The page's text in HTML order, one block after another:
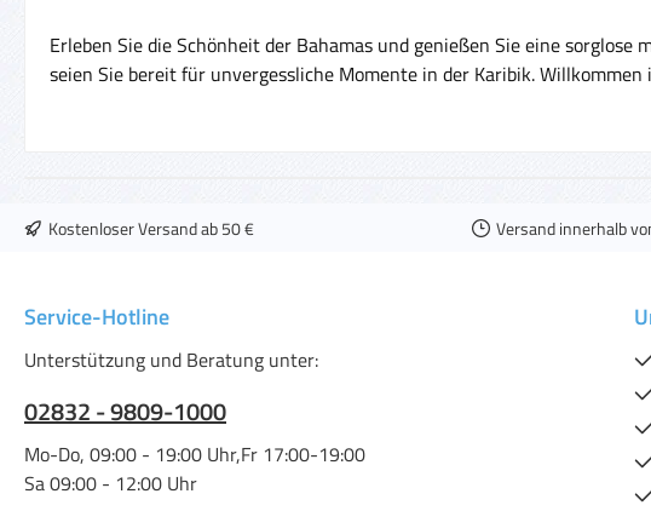
Erleben Sie die Schönheit der Bahamas und genießen Sie eine
seien Sie bereit für unvergessliche Momente in der Karibik.
Kostenloser Versand ab 50 € Versand innerhalb
Service-Hotline
Unterstützung und Beratung unter:
02832 - 9809-1000
Mo-Do, 09:00 - 19:00 Uhr,Fr 17:00-19:00
Sa 09:00 - 12:00 Uhr